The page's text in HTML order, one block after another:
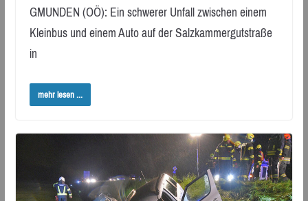
GMUNDEN (OÖ): Ein schwerer Unfall zwischen einem
Kleinbus und einem Auto auf der Salzkammergutstraße
in
mehr lesen ...